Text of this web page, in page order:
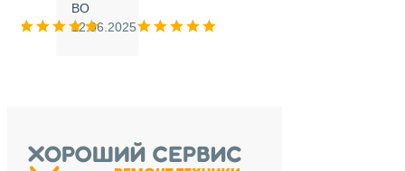
ВО
12.06.2025